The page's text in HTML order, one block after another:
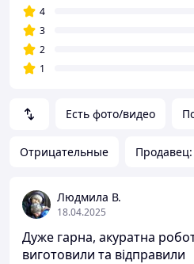
Есть фото/видео
Отрицательные
Людмила В.
18.04.2025
Дуже гарна, акуратна
виготовили та відправили
4
3
2
1